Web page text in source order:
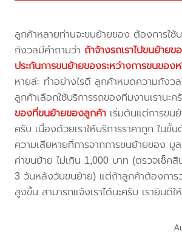
ลูกค้าหลายท่านจะขนย้ายของ ต้องการใช้
กังวลมีคำถามว่า ถ้าจ้างรถเราไปขนย้ายข
ประกันการขนย้ายของระหว่างการขนของ
หายล่ะ ทำอย่างไรดี ลูกค้าหมดความกังวล
ลูกค้าเลือกใช้บริการรถของทีมงานเรานะค
ของที่ขนย้ายของลูกค้า เริ่มต้นแต่การขน
ครับ เนื่องด้วยเราให้บริการราคาถูก ในขั้น
ความเสียหายที่การจากการขนย้ายของ มู
ค่าขนย้าย ไม่เกิน 1,000 บาท (ตรวจเช็คสิ
3 วันหลังวันขนย้าย) แต่ถ้าลูกค้าต้องการ
สูงขึ้น สามารถแจ้งเราได้นะครับ เรายินดี